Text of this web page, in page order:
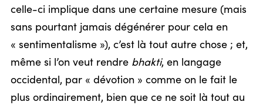
celle-ci implique dans une certaine mesure (mais
sans pourtant jamais dégénérer pour cela en
« sentimentalisme »), c’est là tout autre chose ; et,
même si l’on veut rendre bhakti, en langage
occidental, par « dévotion » comme on le fait le
plus ordinairement, bien que ce ne soit là tout au